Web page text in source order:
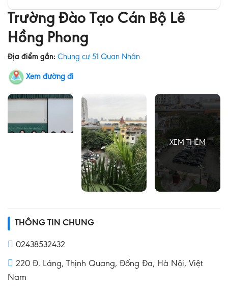
Trường Đào Tạo Cán Bộ Lê
Hồng Phong
Địa điểm gần: Chung cư 51 Quan Nhân
Xem đường đi
THÔNG TIN CHUNG
02438532432
220 Đ. Láng, Thịnh Quang, Đống Đa, Hà Nội, Việt
Nam